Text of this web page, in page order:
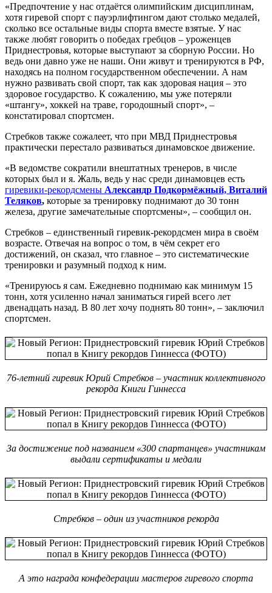
«Предпочтение у нас отдаётся олимпийским дисциплинам,
хотя гиревой спорт с пауэрлифтингом дают столько медалей,
сколько все остальные виды спорта вместе взятые. У нас
также любят говорить о победах гребцов – уроженцев
Приднестровья, которые выступают за сборную России. Но
ведь они давно уже не наши. Они живут и тренируются в РФ,
находясь на полном государственном обеспечении. А нам
нужно развивать свой спорт, так как здоровая нация – это
здоровое государство. К сожалению, мы уже потеряли
«штангу», хоккей на траве, городошный спорт», –
констатировал спортсмен.
Стребков также сожалеет, что при МВД Приднестровья
практически перестало развиваться динамовское движение.
«В ведомстве сократили внештатных тренеров, в числе
которых был и я. Жаль, ведь у нас среди динамовцев есть
гиревики-рекордсмены Александр Подкормёжный, Виталий
Теляков, которые за тренировку поднимают до 30 тонн
железа, другие замечательные спортсмены», – сообщил он.
Стребков – единственный гиревик-рекордсмен мира в своём
возрасте. Отвечая на вопрос о том, в чём секрет его
достижений, он сказал, что главное – это систематические
тренировки и разумный подход к ним.
«Тренируюсь я сам. Ежедневно поднимаю как минимум 15
тонн, хотя усиленно начал заниматься гирей всего лет
двенадцать назад. В 80 лет хочу поднять 80 тонн», – заключил
спортсмен.
76-летний гиревик Юрий Стребков – участник коллективного
рекорда Книги Гиннесса
За достижение под названием «300 спартанцев» участникам
выдали сертификаты и медали
Стребков – один из участников рекорда
А это награда конфедерации мастеров гиревого спорта